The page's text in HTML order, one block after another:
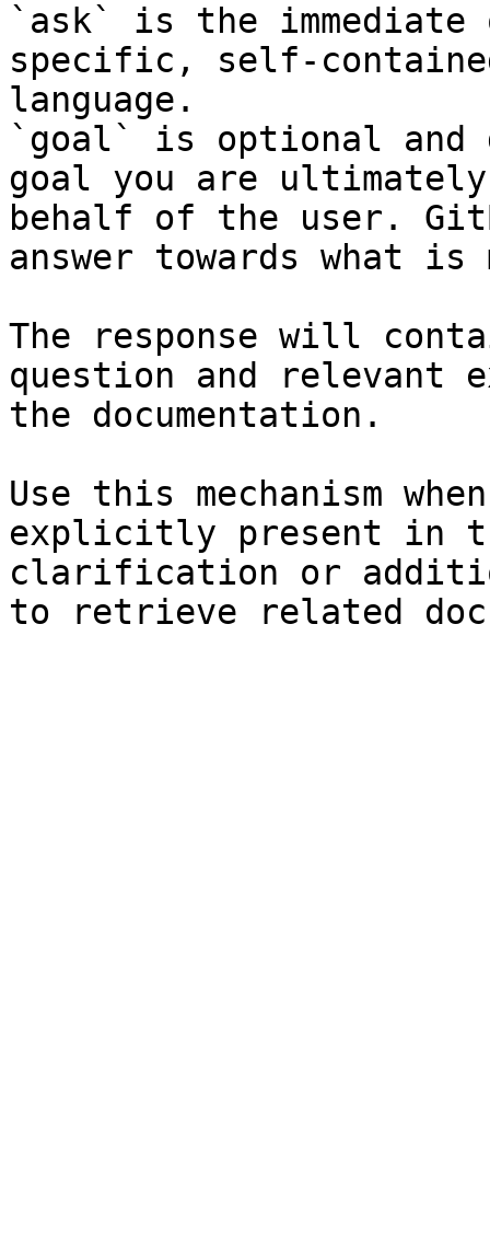
`ask` is the
specific, self-
language.
`goal` is optional and
goal you are
behalf of the user.
answer towards what
The response will
question and relevant
the documentation.
Use this mechanism
explicitly present in
clarification or